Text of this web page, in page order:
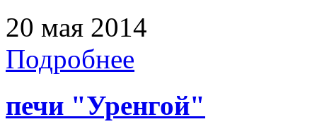
20 мая 2014
Подробнее
печи "Уренгой"